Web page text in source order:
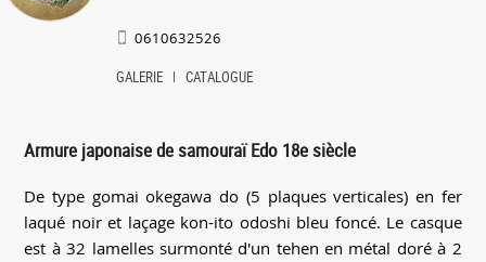
0610632526
GALERIE CATALOGUE
Armure japonaise de samouraï Edo 18e siècle
De type gomai okegawa do (5 plaques verticales) en fer
laqué noir et laçage kon-ito odoshi bleu foncé. Le casque
est à 32 lamelles surmonté d'un tehen en métal doré à 2